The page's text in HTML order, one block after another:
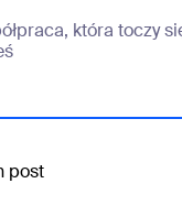
która toczy
Współpraca, która
post